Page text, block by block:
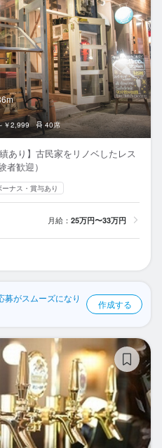
￥2,999 40席
あり】古民家をリノベしたレス
歓迎）
ーナス・賞与あり
月給： 25万円〜33万円
募がスムーズになり
作成する